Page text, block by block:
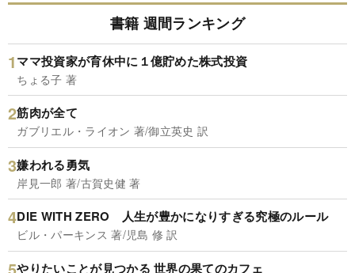
書籍 週間ランキング
ママ投資家が育休中に１億貯めた株式投資
ちょる子 著
筋肉が全て
ガブリエル・ライオン 著/御立英史 訳
嫌われる勇気
岸見一郎 著/古賀史健 著
DIE WITH ZERO 人生が豊かになりすぎる究極のルール
ビル・パーキンス 著/児島 修 訳
やりたいことが見つかる 世界の果てのカフェ